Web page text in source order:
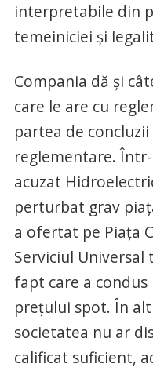
interpretabile din
temeiniciei şi
Compania dă şi
care le are cu
partea de
reglementare.
acuzat
perturbat grav
a ofertat pe Piaţa
Serviciul
fapt care a
preţului spot. În
societatea nu ar
calificat suficient,